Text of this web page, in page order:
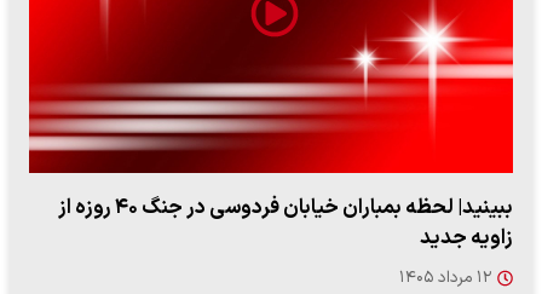
ببینید| لحظه بمباران خیابان فردوسی در جنگ ۴۰ روزه از
زاویه جدید
۱۲ مرداد ۱۴۰۵